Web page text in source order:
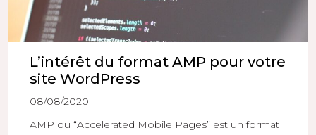
L’intérêt du format AMP pour votre
site WordPress
08/08/2020
AMP ou “Accelerated Mobile Pages” est un format